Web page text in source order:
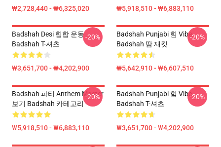
₩2,728,440 - ₩6,325,020 ₩5,918,510 - ₩6,883,110
Badshah Desi 힙합 운동
Badshah T-셔츠
₩3,651,700 - ₩4,202,900
-20%
Badshah Punjabi 힘 Vibe
Badshah 땀 재킷
₩5,642,910 - ₩6,607,510
-20%
Badshah 파티 Anthem Master
보기 Badshah 카테고리
₩5,918,510 - ₩6,883,110
-20%
Badshah Punjabi 힘 Vibe
Badshah T-셔츠
₩3,651,700 - ₩4,202,900
-20%